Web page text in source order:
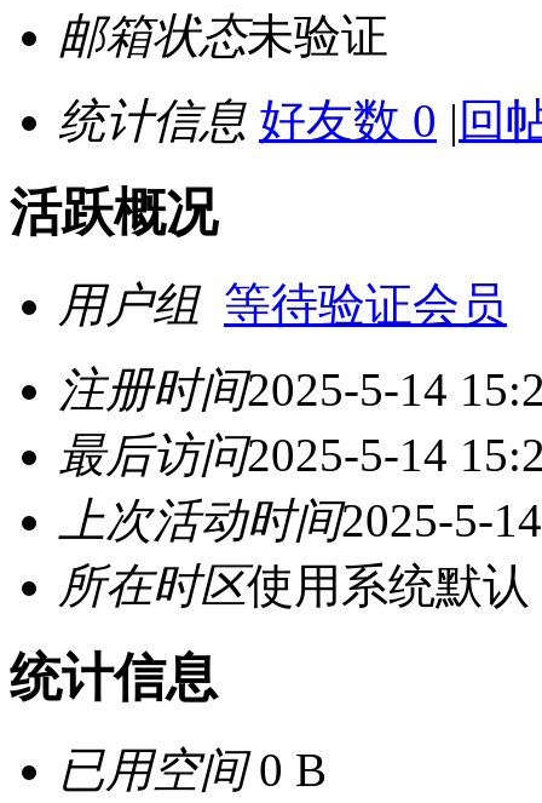
邮箱状态未验证
统计信息 好友数 0 | 回
活跃概况
用户组 等待验证会员
注册时间2025-5-14
最后访问2025-5-14
上次活动时间2025-5-
所在时区使用系统默认
统计信息
已用空间0 B